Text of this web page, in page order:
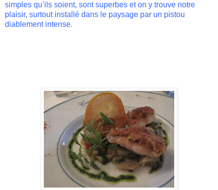
simples qu’ils soient, sont superbes et on y trouve notre
plaisir, surtout installé dans le paysage par un pistou
diablement intense.